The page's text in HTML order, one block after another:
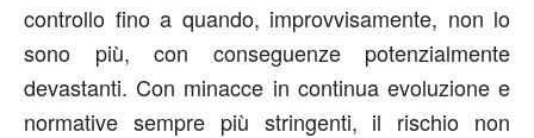
controllo fino a quando, improvvisamente, non lo
sono più, con conseguenze potenzialmente
devastanti. Con minacce in continua evoluzione e
normative sempre più stringenti, il rischio non